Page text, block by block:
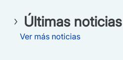
Últimas noticias
Ver más noticias